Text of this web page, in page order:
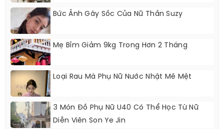
Bức Ảnh Gây Sốc Của Nữ Thần Suzy
Mẹ Bỉm Giảm 9kg Trong Hơn 2 Tháng
Loại Rau Mà Phụ Nữ Nước Nhật Mê Mệt
3 Món Đồ Phụ Nữ U40 Có Thể Học Từ Nữ
Diễn Viên Son Ye Jin